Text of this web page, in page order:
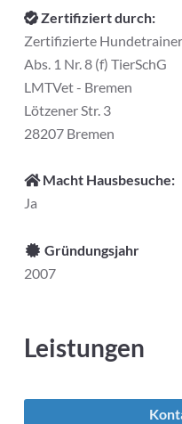
Zertifiziert durch:
Zertifizierte
Abs. 1 Nr. 8 (f) TierSchG
LMTVet - Bremen
Lötzener Str. 3
28207 Bremen
Macht Hausbesuche:
Ja
Gründungsjahr
2007
Leistungen